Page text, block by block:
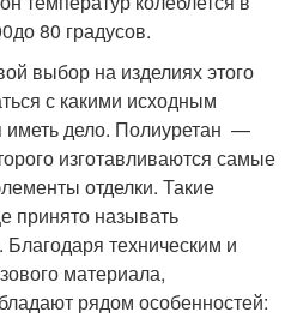
0до 80 градусов.
выбор на изделиях этого
с какими исходным
иметь дело. Полиуретан —
изготавливаются самые
отделки. Такие
принято называть
техническим и
материала,
рядом особенностей: